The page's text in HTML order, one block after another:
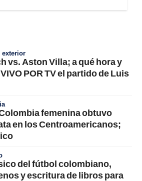
exterior
vs. Aston Villa; a qué hora y
POR TV el partido de Luis
femenina obtuvo
en los Centroamericanos;
del fútbol colombiano,
y escritura de libros para